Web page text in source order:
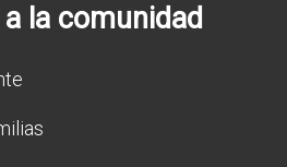
la comunidad